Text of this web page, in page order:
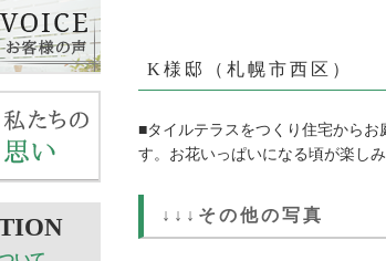
K様邸（札幌市西区）
■タイルテラスをつくり住宅から
す。お花いっぱいになる頃が楽し
↓↓↓その他の写真